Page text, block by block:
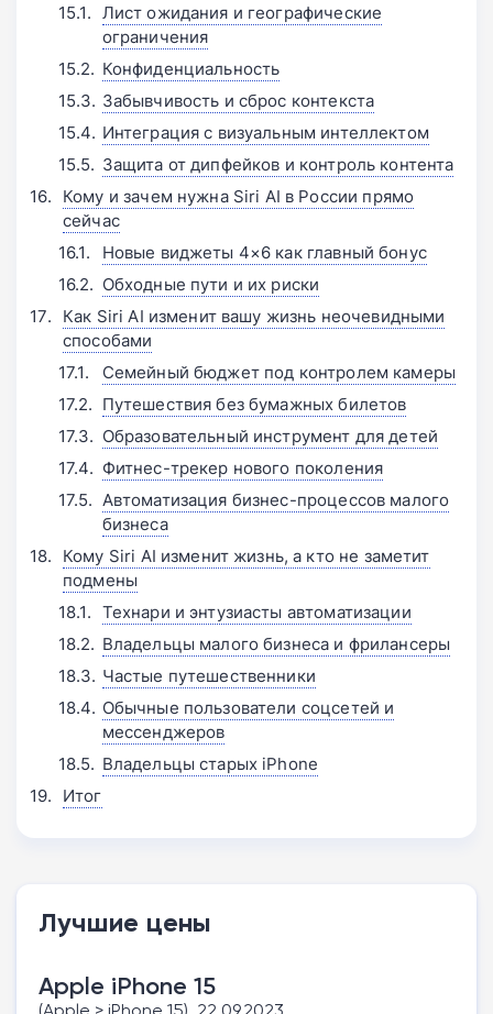
Лист ожидания и географические
ограничения
Конфиденциальность
Забывчивость и сброс контекста
Интеграция с визуальным интеллектом
Защита от дипфейков и контроль контента
Кому и зачем нужна Siri AI в России прямо
сейчас
Новые виджеты 4×6 как главный бонус
Обходные пути и их риски
Как Siri AI изменит вашу жизнь неочевидными
способами
Семейный бюджет под контролем камеры
Путешествия без бумажных билетов
Образовательный инструмент для детей
Фитнес-трекер нового поколения
Автоматизация бизнес-процессов малого
бизнеса
Кому Siri AI изменит жизнь, а кто не заметит
подмены
Технари и энтузиасты автоматизации
Владельцы малого бизнеса и фрилансеры
Частые путешественники
Обычные пользователи соцсетей и
мессенджеров
Владельцы старых iPhone
Итог
Лучшие цены
Apple iPhone 15